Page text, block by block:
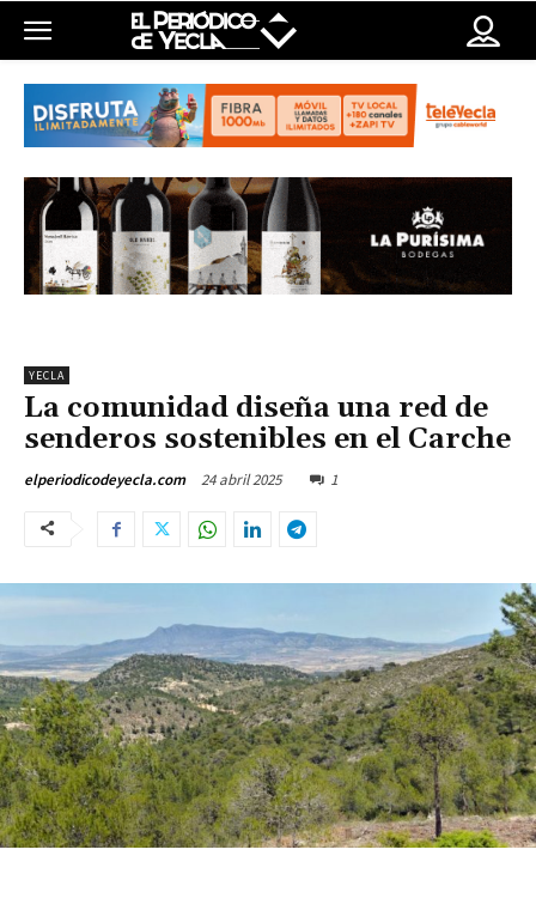
YECLA
La comunidad diseña una red de
senderos sostenibles en el Carche
elperiodicodeyecla.com 24 abril 2025 1